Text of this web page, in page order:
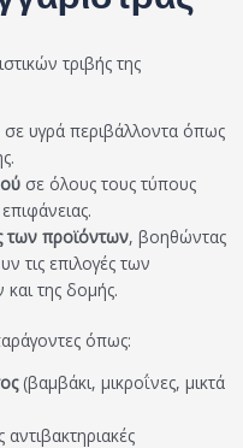
τριβής της
σε υγρά περιβάλλοντα όπως
σε όλους τους τύπους
των προϊόντων, βοηθώντας
τις επιλογές των
της δομής.
όπως:
(βαμβάκι, μικροΐνες, μικτά